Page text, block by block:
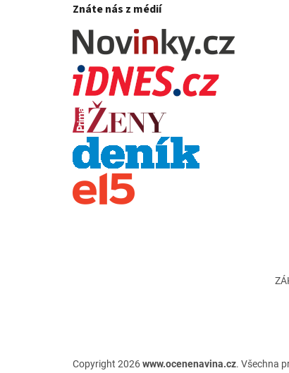
Znáte nás z médií
Copyright 2026www.ocenenavina.cz. Všechna